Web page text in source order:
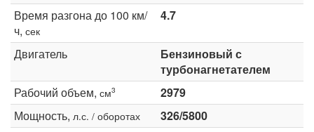
Время разгона до 100 км/
ч, сек
4.7
Двигатель
Бензиновый с
турбонагнетателем
Рабочий объем, см3
2979
Мощность, л.с. / оборотах
326/5800